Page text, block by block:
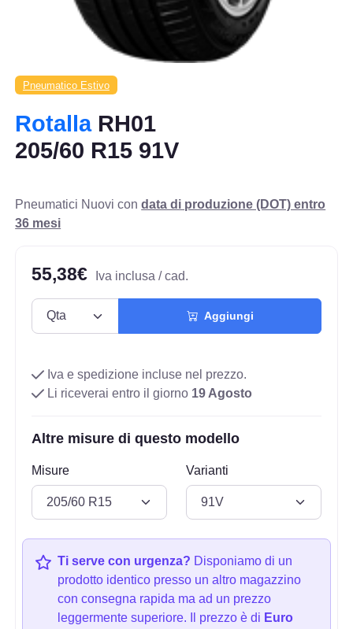
Pneumatico Estivo
RotallaRH01
205/60 R15 91V
Pneumatici Nuovi condata di produzione (DOT) entro
36 mesi
55,38€ Iva inclusa / cad.
Aggiungi
Iva e spedizione incluse nel prezzo.
Li riceverai entro il giorno 19 Agosto
Altre misure di questo modello
Misure Varianti
Ti serve con urgenza? Disponiamo di un
prodotto identico presso un altro magazzino
con consegna rapida ma ad un prezzo
leggermente superiore. Il prezzo è di Euro